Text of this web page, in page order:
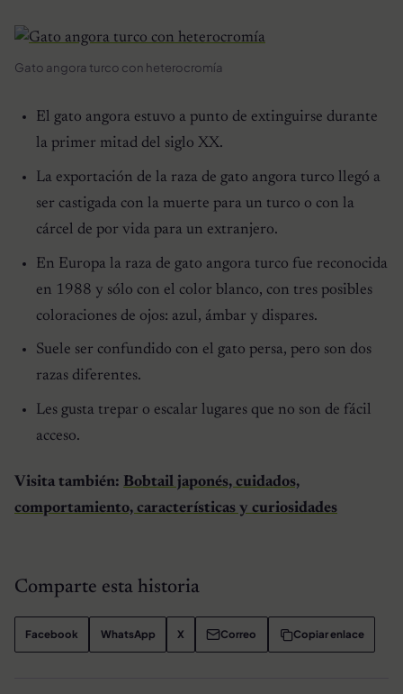
Gato angora turco con heterocromía
El gato angora estuvo a punto de extinguirse durante
la primer mitad del siglo XX.
La exportación de la raza de gato angora turco llegó a
ser castigada con la muerte para un turco o con la
cárcel de por vida para un extranjero.
En Europa la raza de gato angora turco fue reconocida
en 1988 y sólo con el color blanco, con tres posibles
coloraciones de ojos: azul, ámbar y dispares.
Suele ser confundido con el gato persa, pero son dos
razas diferentes.
Les gusta trepar o escalar lugares que no son de fácil
acceso.
Visita también: Bobtail japonés, cuidados,
comportamiento, características y curiosidades
Comparte esta historia
Facebook WhatsApp X Correo Copiar enlace